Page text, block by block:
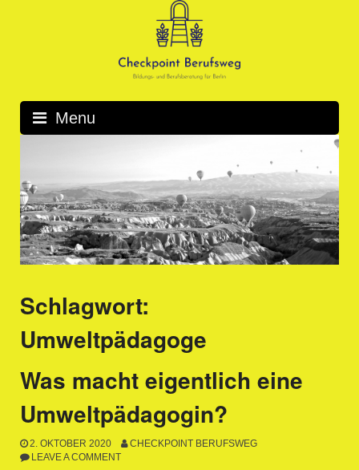
Menu
Schlagwort:
Umweltpädagoge
Was macht eigentlich eine
Umweltpädagogin?
2. OKTOBER 2020
CHECKPOINT BERUFSWEG
LEAVE A COMMENT